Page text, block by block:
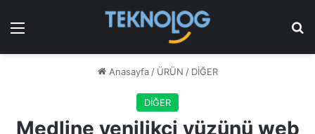
Menü
Anasayfa / ÜRÜN / DİĞER
DİĞER
Medline yenilikçi yüzünü web